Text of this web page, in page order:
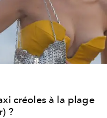
créoles à la plage
?